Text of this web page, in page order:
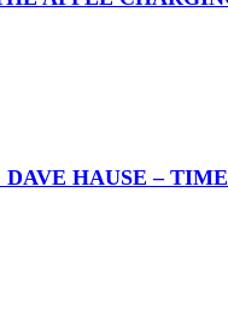
DAVE HAUSE –